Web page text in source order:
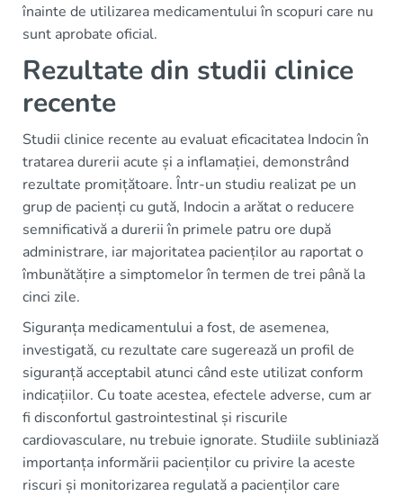
înainte de utilizarea medicamentului în scopuri care nu
sunt aprobate oficial.
Rezultate din studii clinice
recente
Studii clinice recente au evaluat eficacitatea Indocin în
tratarea durerii acute și a inflamației, demonstrând
rezultate promițătoare. Într-un studiu realizat pe un
grup de pacienți cu gută, Indocin a arătat o reducere
semnificativă a durerii în primele patru ore după
administrare, iar majoritatea pacienților au raportat o
îmbunătățire a simptomelor în termen de trei până la
cinci zile.
Siguranța medicamentului a fost, de asemenea,
investigată, cu rezultate care sugerează un profil de
siguranță acceptabil atunci când este utilizat conform
indicațiilor. Cu toate acestea, efectele adverse, cum ar
fi disconfortul gastrointestinal și riscurile
cardiovasculare, nu trebuie ignorate. Studiile subliniază
importanța informării pacienților cu privire la aceste
riscuri și monitorizarea regulată a pacienților care